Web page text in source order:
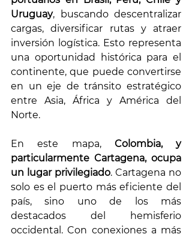
Uruguay, buscando descentralizar
cargas, diversificar rutas y atraer
inversión logística. Esto representa
una oportunidad histórica para el
continente, que puede convertirse
en un eje de tránsito estratégico
entre Asia, África y América del
Norte.
En este mapa, Colombia, y
particularmente Cartagena, ocupa
un lugar privilegiado. Cartagena no
solo es el puerto más eficiente del
país, sino uno de los más
destacados del hemisferio
occidental. Con conexiones a más